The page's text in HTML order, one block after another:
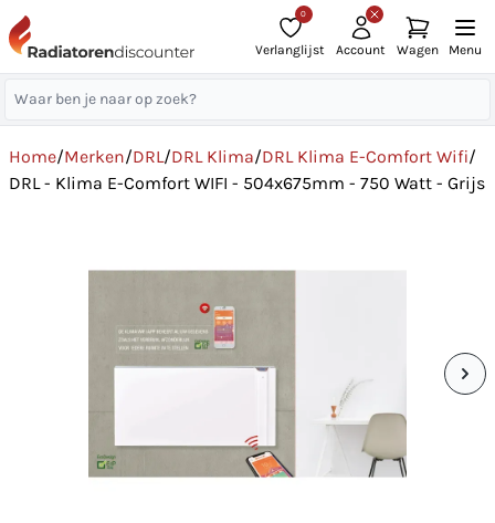
0
Verlanglijst Account Wagen Menu
Home/Merken/DRL/DRL Klima/DRL Klima E-Comfort Wifi/
DRL - Klima E-Comfort WIFI - 504x675mm - 750 Watt - Grijs